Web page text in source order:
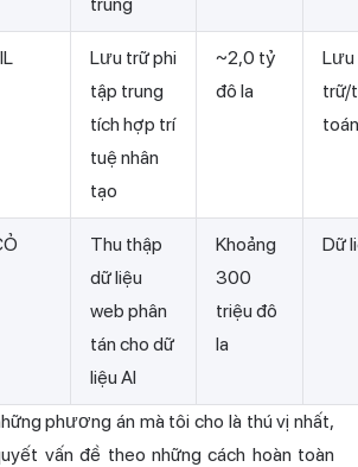
Lưu trữ phi
tập trung
tích hợp trí
tuệ nhân
tạo
~2,0 tỷ
đô la
Lưu
trữ/
toán
Thu thập
dữ liệu
web phân
tán cho dữ
liệu AI
Khoảng
300
triệu đô
la
Dữ
phương án mà tôi cho là thú vị nhất,
vấn đề theo những cách hoàn toàn